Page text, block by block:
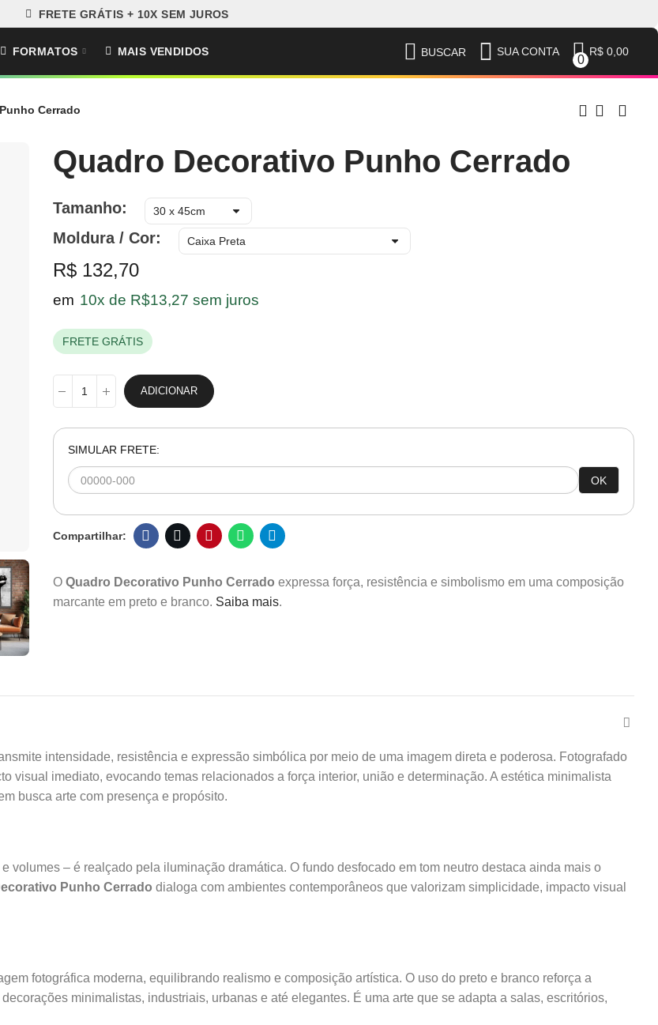
FRETE GRÁTIS + 10X SEM JUROS
FORMATOS MAIS VENDIDOS BUSCAR SUA CONTA
0
R$ 0,00
Cerrado
Quadro Decorativo Punho Cerrado
Tamanho
Moldura / Cor
R$ 132,70
em 10x de R$13,27 sem juros
FRETE GRÁTIS
ADICIONAR
SIMULAR FRETE:
OK
O Quadro Decorativo Punho Cerrado expressa força, resistência e simbolismo em uma composição
marcante em preto e branco. Saiba mais.
intensidade, resistência e expressão simbólica por meio de uma imagem direta e poderosa. Fotografado
visual imediato, evocando temas relacionados a força interior, união e determinação. A estética minimalista
busca arte com presença e propósito.
volumes – é realçado pela iluminação dramática. O fundo desfocado em tom neutro destaca ainda mais o
Punho Cerrado dialoga com ambientes contemporâneos que valorizam simplicidade, impacto visual
fotográfica moderna, equilibrando realismo e composição artística. O uso do preto e branco reforça a
minimalistas, industriais, urbanas e até elegantes. É uma arte que se adapta a salas, escritórios,